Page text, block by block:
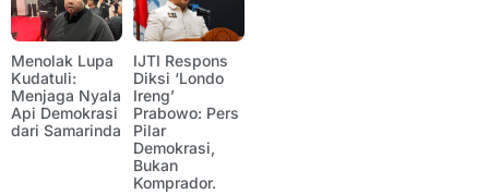
Menolak Lupa
Kudatuli:
Menjaga Nyala
Api Demokrasi
dari Samarinda
IJTI Respons
Diksi ‘Londo
Ireng’
Prabowo: Pers
Pilar
Demokrasi,
Bukan
Komprador.